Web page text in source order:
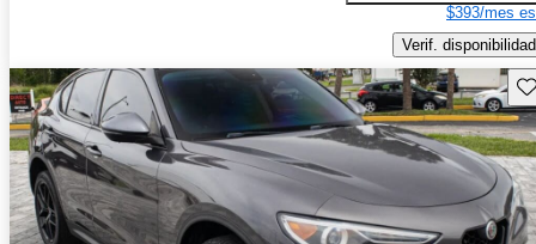
$393/mes
Verif. disponibilidad